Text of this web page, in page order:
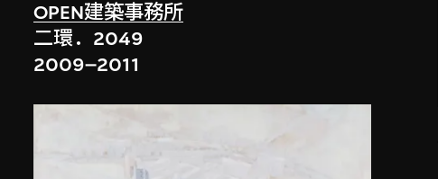
OPEN建築事務所
二環．2049
2009–2011